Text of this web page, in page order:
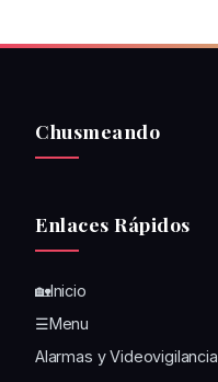
Chusmeando
Enlaces Rápidos
🏡Inicio
☰Menu
Alarmas y Videovigilancia